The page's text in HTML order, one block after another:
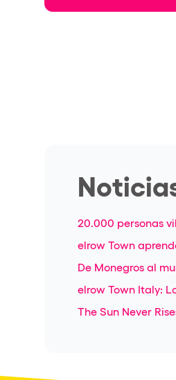
20.000 personas
elrow Town
De Monegros al
elrow Town Italy:
The Sun Never